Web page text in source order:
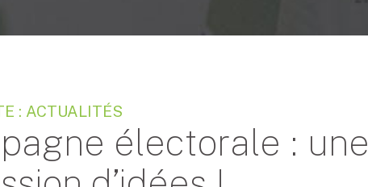
: ACTUALITÉS
électorale : une